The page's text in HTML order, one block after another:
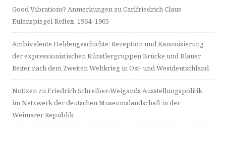
Good Vibrations? Anmerkungen zu Carlfriedrich Claus‘
Eulenspiegel-Reflex, 1964–1965
Ambivalente Heldengeschichte: Rezeption und Kanonisierung
der expressionistischen Künstlergruppen Brücke und Blauer
Reiter nach dem Zweiten Weltkrieg in Ost- und Westdeutschland
Notizen zu Friedrich Schreiber-Weigands Ausstellungspolitik
im Netzwerk der deutschen Museumslandschaft in der
Weimarer Republik